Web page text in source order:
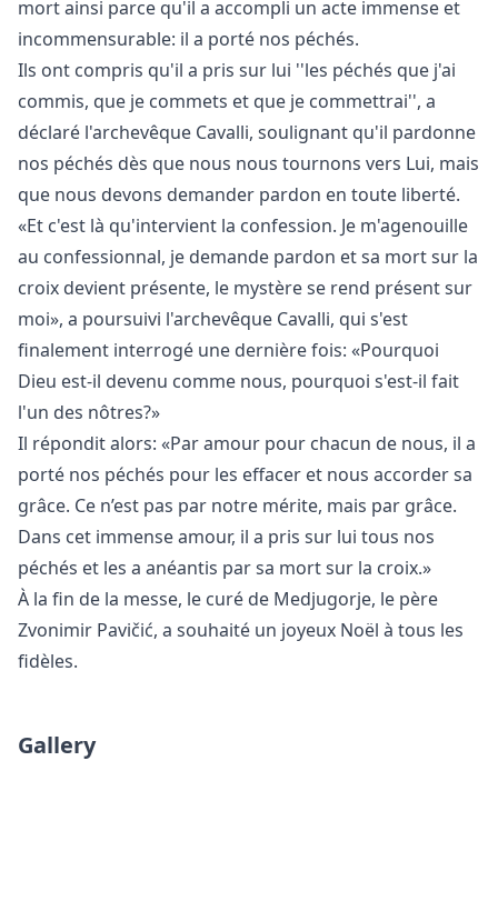
mort ainsi parce qu'il a accompli un acte immense et
incommensurable: il a porté nos péchés.
Ils ont compris qu'il a pris sur lui ''les péchés que j'ai
commis, que je commets et que je commettrai'', a
déclaré l'archevêque Cavalli, soulignant qu'il pardonne
nos péchés dès que nous nous tournons vers Lui, mais
que nous devons demander pardon en toute liberté.
«Et c'est là qu'intervient la confession. Je m'agenouille
au confessionnal, je demande pardon et sa mort sur la
croix devient présente, le mystère se rend présent sur
moi», a poursuivi l'archevêque Cavalli, qui s'est
finalement interrogé une dernière fois: «Pourquoi
Dieu est-il devenu comme nous, pourquoi s'est-il fait
l'un des nôtres?»
Il répondit alors: «Par amour pour chacun de nous, il a
porté nos péchés pour les effacer et nous accorder sa
grâce. Ce n’est pas par notre mérite, mais par grâce.
Dans cet immense amour, il a pris sur lui tous nos
péchés et les a anéantis par sa mort sur la croix.»
À la fin de la messe, le curé de Medjugorje, le père
Zvonimir Pavičić, a souhaité un joyeux Noël à tous les
fidèles.
Gallery